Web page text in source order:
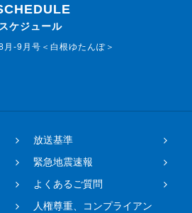
ケジュール
-9月号＜白根ゆたんぽ＞
放送基準
緊急地震速報
よくあるご質問
人権尊重、コンプライアン